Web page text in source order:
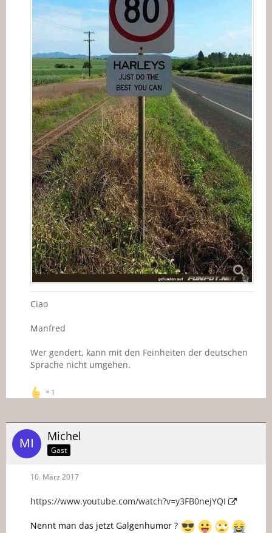
Ciao
Manfred
Wer gendert, kann mit den Feinheiten der deutschen
Sprache nicht umgehen.
1
Michel
Gast
10. März 2017
https://www.youtube.com/watch?v=y3FB0nejYQI
Nennt man das jetzt Galgenhumor ?